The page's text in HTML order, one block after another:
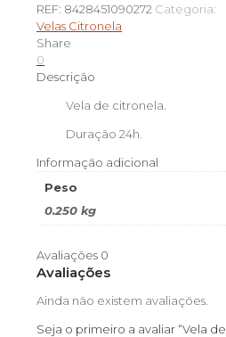
de
citronela
REF: 8428451090272 Categoria:
Velas Citronela
Share
0
Descrição
Vela de citronela.
Duração 24h.
Informação adicional
Peso
0.250 kg
Avaliações 0
Avaliações
Ainda não existem avaliações.
Seja o primeiro a avaliar “Vela de